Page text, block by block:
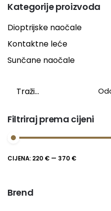
Kategorije proizvoda
Dioptrijske naočale
Kontaktne leće
Sunčane naočale
Traži
Filtriraj prema cijeni
Min
Maks
CIJENA: 220 € — 370 €
Brend